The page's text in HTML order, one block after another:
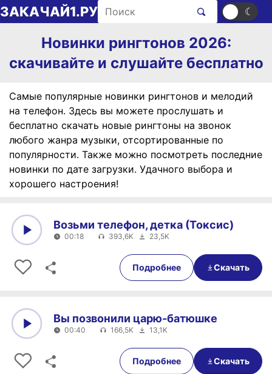
Перейти к содержимому
ЗАКАЧАЙ1.РУ Поиск рингтонов ☀ ☾
Новинки рингтонов 2026:
скачивайте и слушайте бесплатно
Самые популярные новинки рингтонов и мелодий
на телефон. Здесь вы можете прослушать и
бесплатно скачать новые рингтоны на звонок
любого жанра музыки, отсортированные по
популярности. Также можно посмотреть последние
новинки по дате загрузки. Удачного выбора и
хорошего настроения!
00:18
Возьми телефон, детка (Токсис)
00:18 393,6K 23,5K
Подробнее Скачать
00:40
Вы позвонили царю-батюшке
00:40 166,5K 13,1K
Подробнее Скачать